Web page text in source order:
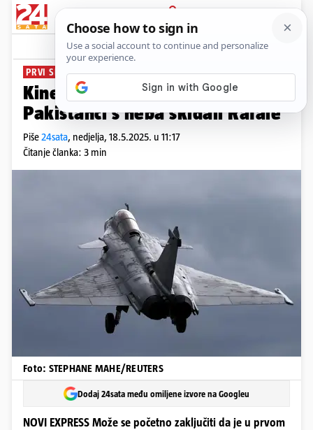
PRIJAVA
News Komentari
PRVI SRAZ ZAPADA I KINE PLUS+
Kineska šamarčina: Ovako su
Pakistanci s neba skidali Rafale
Piše24sata, nedjelja, 18.5.2025. u 11:17
Čitanje članka: 3 min
Foto: STEPHANE MAHE/REUTERS
Dodaj 24sata među omiljene izvore na Googleu
NOVI EXPRESS Može se početno zaključiti da je u prvom